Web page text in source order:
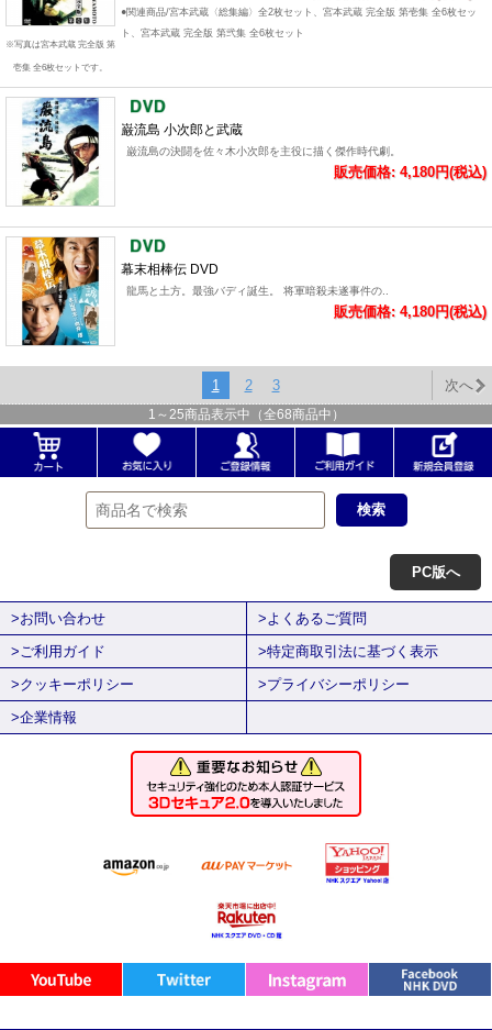
※写真は宮本武蔵 完全版 第
壱集 全6枚セットです。
●関連商品/宮本武蔵〈総集編〉全2枚セット、宮本武蔵 完全版 第壱集 全6枚セッ
ト、宮本武蔵 完全版 第弐集 全6枚セット
巌流島 小次郎と武蔵
巌流島の決闘を佐々木小次郎を主役に描く傑作時代劇。
販売価格: 4,180円(税込)
幕末相棒伝 DVD
龍馬と土方。最強バディ誕生。 将軍暗殺未遂事件の..
販売価格: 4,180円(税込)
1 2 3 次へ
1 ～ 25商品表示中（全68商品中）
PC版へ
>お問い合わせ
>よくあるご質問
>ご利用ガイド
>特定商取引法に基づく表示
>クッキーポリシー
>プライバシーポリシー
>企業情報